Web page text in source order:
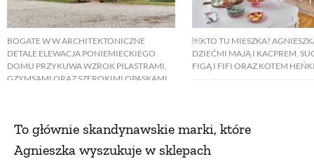
BOGATE W W ARCHITEKTONICZNE
DETALE ELEWACJA PONIEMIECKIEGO
DOMU PRZYKUWA WZROK PILASTRAMI,
GZYMSAMI ORAZ SZEROKIMI OPASKAMI
ROKU.
￼KTO TU MIESZKA?
DZIEĆMI MAJĄ I KACPREM,
FIGĄ I FIFI ORAZ KOTEM
To głównie skandynawskie marki, które
Agnieszka wyszukuje w sklepach